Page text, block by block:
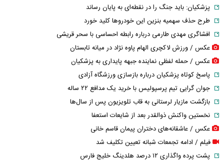
پزشکیان: باید جنگ را در نقطه‌ای به پایان رساند
طرح حذف سهمیه بنزین این خودرو‌ها کلید خورد
افشاگری مهدی طارمی درباره رابطه احساسی با سحر قریشی
عکس / ورزش لاکچری الهام پاوه نژاد در میانه تابستان
عکس / حمله لفظی نماینده جبهه پایداری به پزشکیان
پاسخ کوتاه پزشکیان درباره بازسازی ورزشگاه آزادی
جوان گرایی تیم پرسپولیس با خرید یک مدافع ۲۲ ساله
بازگشت مازیار لرستانی به قاب تلویزیون پس از سال‌ها
نخستین واکنش ذوالقدر بعد از شایعات استعفا
عکس / عاشقانه‌های دختران پیمان قاسم خانی
فیلم / ادامه تجمعات شبانه تعیین تکلیف شد
پشت پرده واگذاری ۱۲ درصد هلدینگ خلیج فارس